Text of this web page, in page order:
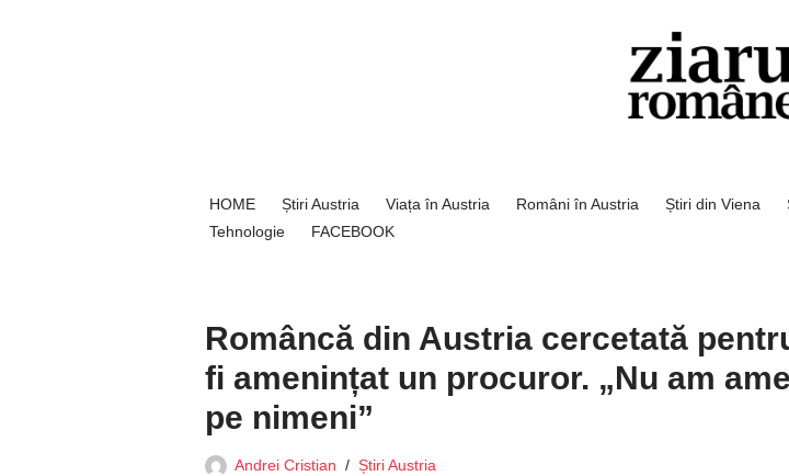
HOME Știri Austria Viața în Austria Români în Austria Știri din Viena
Tehnologie
FACEBOOK
Româncă din Austria cercetată
fi amenințat un procuror. „Nu am
pe nimeni”
Andrei Cristian Știri Austria